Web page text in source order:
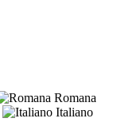
Romana
Italiano